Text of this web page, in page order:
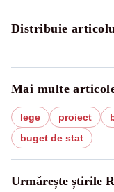
Distribuie
Mai multe
lege proiect
buget de stat
Urmărește știrile